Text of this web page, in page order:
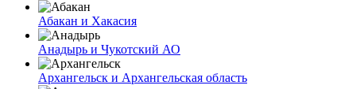
Абакан и Хакасия
Анадырь и Чукотский АО
Архангельск и Архангельская область